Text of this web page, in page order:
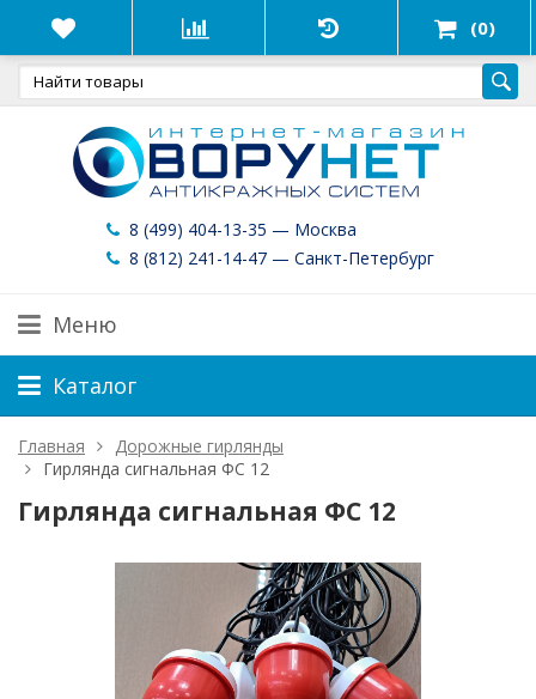
(0)
8 (499) 404-13-35 — Москва
8 (812) 241-14-47 — Санкт-Петербург
Меню
Каталог
Главная
Дорожные гирлянды
Гирлянда сигнальная ФС 12
Гирлянда сигнальная ФС 12